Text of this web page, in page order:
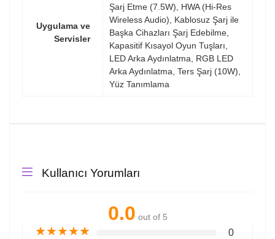
Uygulama ve
Servisler
Şarj Etme (7.5W), HWA (Hi-Res
Wireless Audio), Kablosuz Şarj ile
Başka Cihazları Şarj Edebilme,
Kapasitif Kısayol Oyun Tuşları,
LED Arka Aydınlatma, RGB LED
Arka Aydınlatma, Ters Şarj (10W),
Yüz Tanımlama
Kullanıcı Yorumları
0.0 out of 5
★★★★★ 0